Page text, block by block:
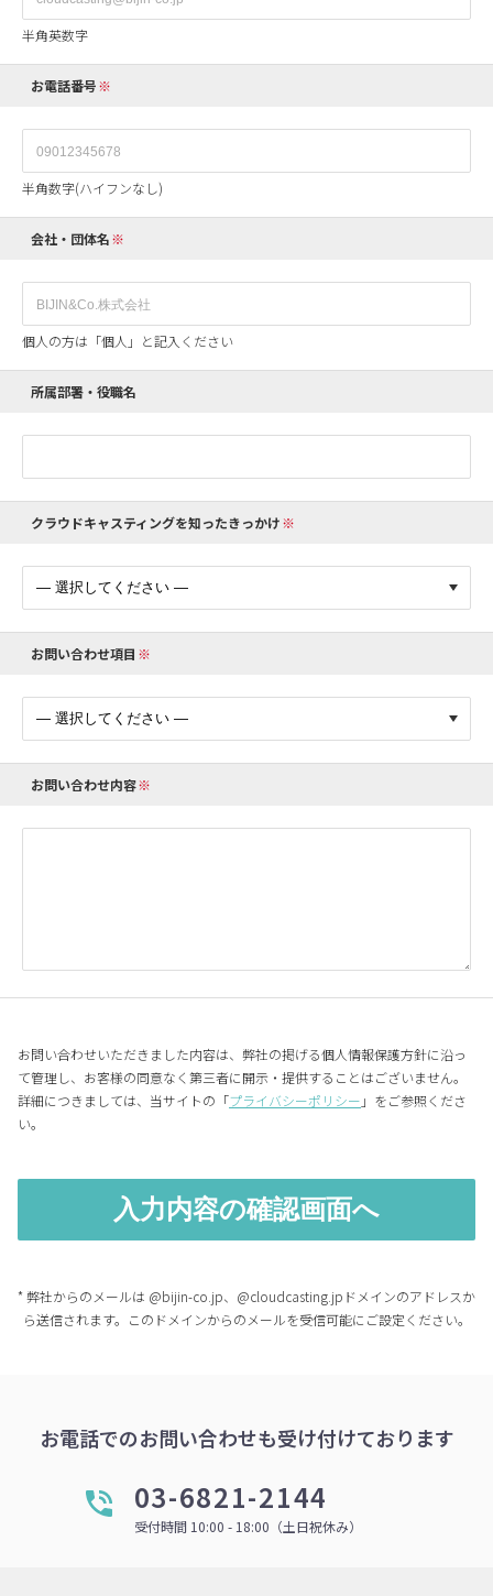
半角英数字
お電話番号
半角数字(ハイフンなし)
会社・団体名
個人の方は「個人」と記入ください
所属部署・役職名
クラウドキャスティングを知ったきっかけ
お問い合わせ項目
お問い合わせ内容
お問い合わせいただきました内容は、弊社の掲げる個人情報保護方針に沿っ
て管理し、お客様の同意なく第三者に開示・提供することはございません。
詳細につきましては、当サイトの「プライバシーポリシー 」をご参照くださ
い。
* 弊社からのメールは @bijin-co.jp、@cloudcasting.jpドメインのアドレスか
ら送信されます。このドメインからのメールを受信可能にご設定ください。
お電話でのお問い合わせも受け付けております
03-6821-2144
受付時間 10:00 - 18:00（土日祝休み）